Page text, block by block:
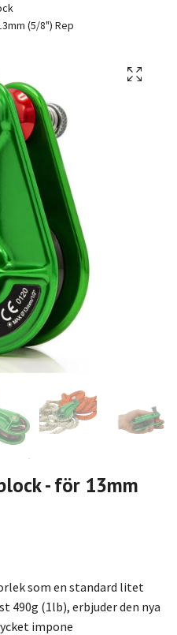
(5/8") Rep
- för 13mm
som en standard litet
490g (1lb), erbjuder den nya
impone